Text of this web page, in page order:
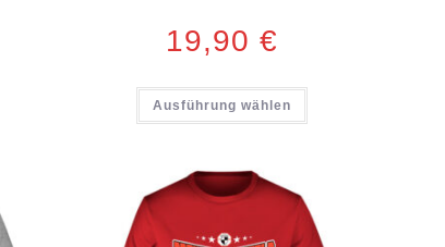
19,90€
Ausführung wählen